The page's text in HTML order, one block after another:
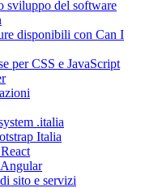
sviluppo del software
disponibili con Can I
per CSS e JavaScript
.italia
Italia
sito e servizi